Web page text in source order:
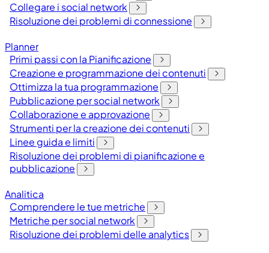
Collegare i social network
Risoluzione dei problemi di connessione
Planner
Primi passi con la Pianificazione
Creazione e programmazione dei contenuti
Ottimizza la tua programmazione
Pubblicazione per social network
Collaborazione e approvazione
Strumenti per la creazione dei contenuti
Linee guida e limiti
Risoluzione dei problemi di pianificazione e
pubblicazione
Analitica
Comprendere le tue metriche
Metriche per social network
Risoluzione dei problemi delle analytics